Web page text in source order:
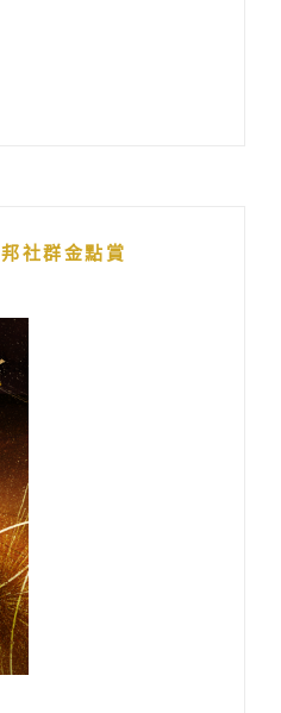
社群金點賞